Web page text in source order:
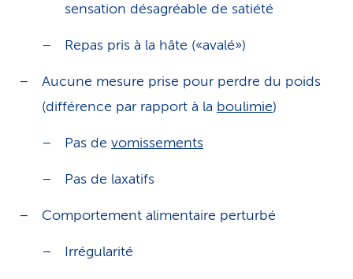
sensation désagréable de satiété
Repas pris à la hâte («avalé»)
Aucune mesure prise pour perdre du poids
(différence par rapport à la boulimie)
Pas de vomissements
Pas de laxatifs
Comportement alimentaire perturbé
Irrégularité